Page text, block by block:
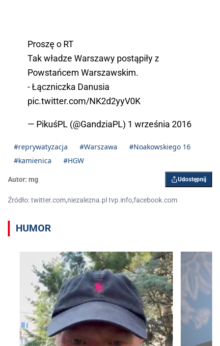
Proszę o RT
Tak władze Warszawy postąpiły z
Powstańcem Warszawskim.
- Łączniczka Danusia
pic.twitter.com/NK2d2yyV0K
— PikuśPL (@GandziaPL) 1 września 2016
#reprywatyzacja #Warszawa
#Noakowskiego 16
#kamienica
#HGW
Autor: mg Udostępnij
Źródło: twitter.com,niezalezna.pl tvp.info,facebook.com
HUMOR